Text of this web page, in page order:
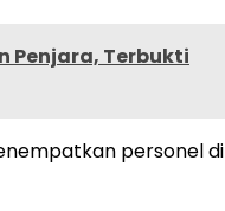
Penjara, Terbukti
personel di